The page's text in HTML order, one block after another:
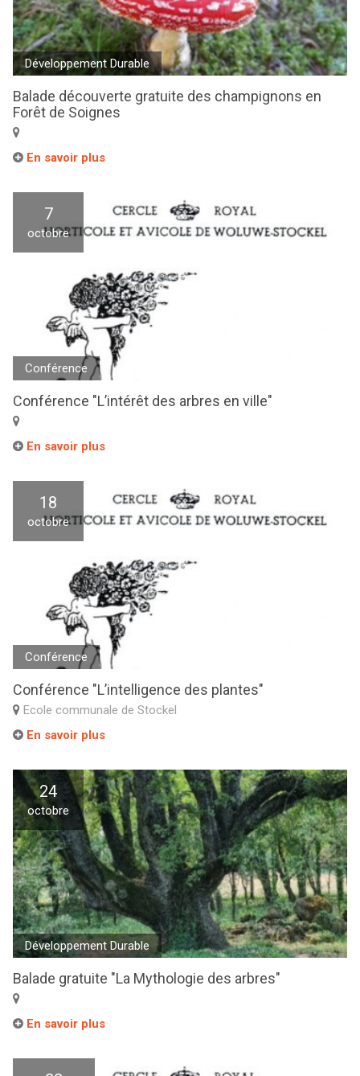
Développement Durable
Balade découverte gratuite des champignons en
Forêt de Soignes
En savoir plus
7
octobre
Conférence
Conférence "L’intérêt des arbres en ville"
En savoir plus
18
octobre
Conférence
Conférence "L’intelligence des plantes"
Ecole communale de Stockel
En savoir plus
24
octobre
Développement Durable
Balade gratuite "La Mythologie des arbres"
En savoir plus